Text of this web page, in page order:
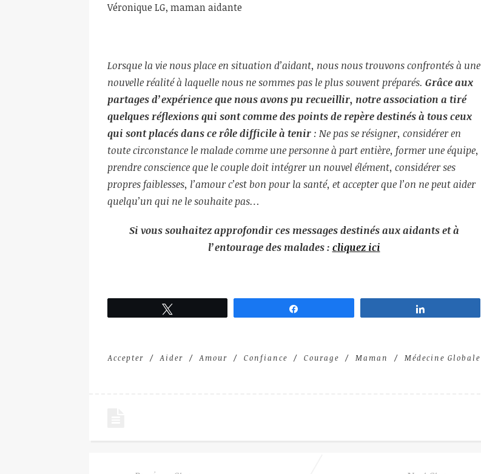
Véronique LG, maman aidante
Lorsque la vie nous place en situation d’aidant, nous nous trouvons confrontés à une
nouvelle réalité à laquelle nous ne sommes pas le plus souvent préparés. Grâce aux
partages d’expérience que nous avons pu recueillir, notre association a tiré
quelques réflexions qui sont comme des points de repère destinés à tous ceux
qui sont placés dans ce rôle difficile à tenir : Ne pas se résigner, considérer en
toute circonstance le malade comme une personne à part entière, former une équipe,
prendre conscience que le couple doit intégrer un nouvel élément, considérer ses
propres faiblesses, l’amour c’est bon pour la santé, et accepter que l’on ne peut aider
quelqu’un qui ne le souhaite pas…
Si vous souhaitez approfondir ces messages destinés aux aidants et à
l’entourage des malades : cliquez ici
Accepter Aider Amour Confiance Courage Maman Médecine Globale